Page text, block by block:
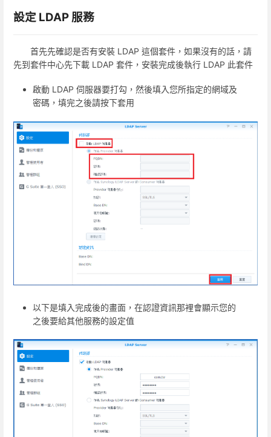
設定 LDAP 服務
首先先確認是否有安裝 LDAP 這個套件，如果沒有的話，請
先到套件中心先下載 LDAP 套件，安裝完成後執行 LDAP 此套件
啟動 LDAP 伺服器要打勾，然後填入您所指定的網域及
密碼，填完之後請按下套用
以下是填入完成後的畫面，在認證資訊那裡會顯示您的
之後要給其他服務的設定值